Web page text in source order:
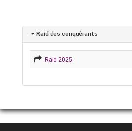
Raid des conquérants
Raid 2025